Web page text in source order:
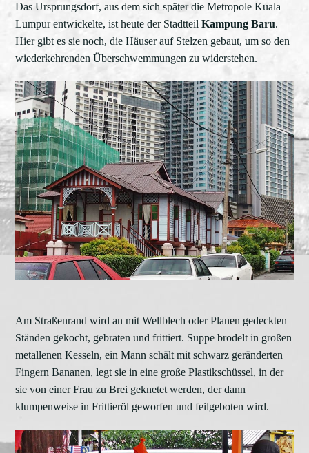
Das Ursprungsdorf, aus dem sich später die Metropole Kuala
Lumpur entwickelte, ist heute der StadtteilKampung Baru.
Hier gibt es sie noch, die Häuser auf Stelzen gebaut, um so den
wiederkehrenden Überschwemmungen zu widerstehen.
Am Straßenrand wird an mit Wellblech oder Planen gedeckten
Ständen gekocht, gebraten und frittiert. Suppe brodelt in großen
metallenen Kesseln, ein Mann schält mit schwarz geränderten
Fingern Bananen, legt sie in eine große Plastikschüssel, in der
sie von einer Frau zu Brei geknetet werden, der dann
klumpenweise in Frittieröl geworfen und feilgeboten wird.